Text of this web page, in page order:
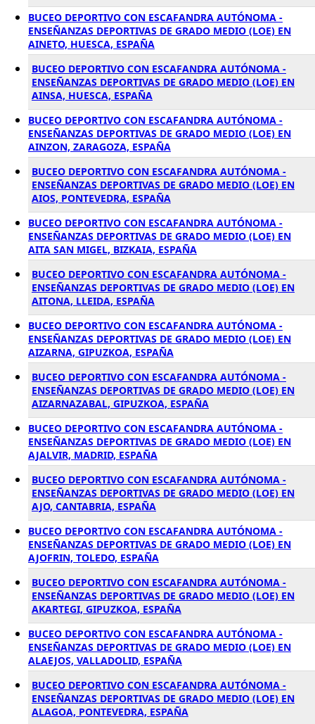
BUCEO DEPORTIVO CON ESCAFANDRA AUTÓNOMA -
ENSEÑANZAS DEPORTIVAS DE GRADO MEDIO (LOE) EN
AINETO, HUESCA, ESPAÑA
BUCEO DEPORTIVO CON ESCAFANDRA AUTÓNOMA -
ENSEÑANZAS DEPORTIVAS DE GRADO MEDIO (LOE) EN
AINSA, HUESCA, ESPAÑA
BUCEO DEPORTIVO CON ESCAFANDRA AUTÓNOMA -
ENSEÑANZAS DEPORTIVAS DE GRADO MEDIO (LOE) EN
AINZON, ZARAGOZA, ESPAÑA
BUCEO DEPORTIVO CON ESCAFANDRA AUTÓNOMA -
ENSEÑANZAS DEPORTIVAS DE GRADO MEDIO (LOE) EN
AIOS, PONTEVEDRA, ESPAÑA
BUCEO DEPORTIVO CON ESCAFANDRA AUTÓNOMA -
ENSEÑANZAS DEPORTIVAS DE GRADO MEDIO (LOE) EN
AITA SAN MIGEL, BIZKAIA, ESPAÑA
BUCEO DEPORTIVO CON ESCAFANDRA AUTÓNOMA -
ENSEÑANZAS DEPORTIVAS DE GRADO MEDIO (LOE) EN
AITONA, LLEIDA, ESPAÑA
BUCEO DEPORTIVO CON ESCAFANDRA AUTÓNOMA -
ENSEÑANZAS DEPORTIVAS DE GRADO MEDIO (LOE) EN
AIZARNA, GIPUZKOA, ESPAÑA
BUCEO DEPORTIVO CON ESCAFANDRA AUTÓNOMA -
ENSEÑANZAS DEPORTIVAS DE GRADO MEDIO (LOE) EN
AIZARNAZABAL, GIPUZKOA, ESPAÑA
BUCEO DEPORTIVO CON ESCAFANDRA AUTÓNOMA -
ENSEÑANZAS DEPORTIVAS DE GRADO MEDIO (LOE) EN
AJALVIR, MADRID, ESPAÑA
BUCEO DEPORTIVO CON ESCAFANDRA AUTÓNOMA -
ENSEÑANZAS DEPORTIVAS DE GRADO MEDIO (LOE) EN
AJO, CANTABRIA, ESPAÑA
BUCEO DEPORTIVO CON ESCAFANDRA AUTÓNOMA -
ENSEÑANZAS DEPORTIVAS DE GRADO MEDIO (LOE) EN
AJOFRIN, TOLEDO, ESPAÑA
BUCEO DEPORTIVO CON ESCAFANDRA AUTÓNOMA -
ENSEÑANZAS DEPORTIVAS DE GRADO MEDIO (LOE) EN
AKARTEGI, GIPUZKOA, ESPAÑA
BUCEO DEPORTIVO CON ESCAFANDRA AUTÓNOMA -
ENSEÑANZAS DEPORTIVAS DE GRADO MEDIO (LOE) EN
ALAEJOS, VALLADOLID, ESPAÑA
BUCEO DEPORTIVO CON ESCAFANDRA AUTÓNOMA -
ENSEÑANZAS DEPORTIVAS DE GRADO MEDIO (LOE) EN
ALAGOA, PONTEVEDRA, ESPAÑA